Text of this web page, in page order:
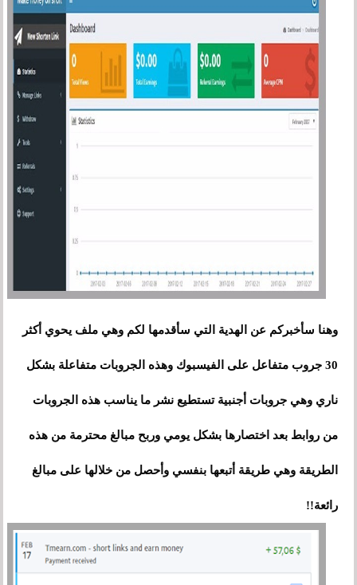
وهنا سأخبركم عن الهدية التي سأقدمها لكم وهي ملف يحوي أكثر
30 جروب متفاعل على الفيسبوك وهذه الجروبات متفاعلة بشكل
ناري وهي جروبات أجنبية تستطيع نشر ما يناسب هذه الجروبات
من روابط بعد اختصارها بشكل يومي وربح مبالغ محترمة من هذه
الطريقة وهي طريقة أتبعها بنفسي وأحصل من خلالها على مبالغ
رائعة!!